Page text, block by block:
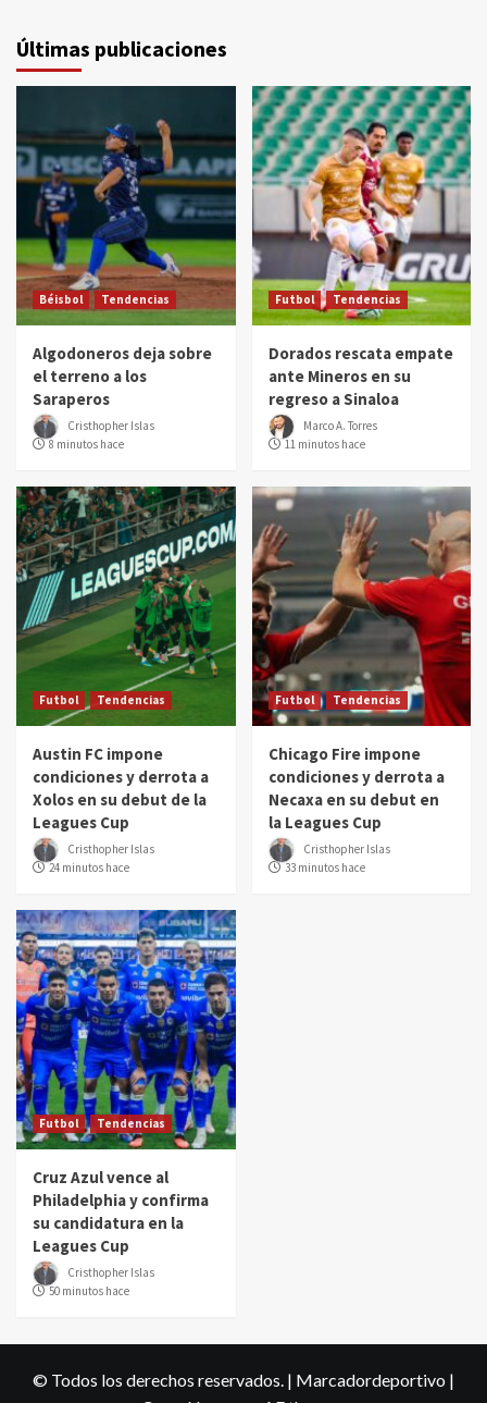
Últimas publicaciones
Béisbol Tendencias
Algodoneros deja sobre
el terreno a los
Saraperos
Cristhopher Islas
8 minutos hace
Futbol Tendencias
Dorados rescata empate
ante Mineros en su
regreso a Sinaloa
Marco A. Torres
11 minutos hace
Futbol Tendencias
Austin FC impone
condiciones y derrota a
Xolos en su debut de la
Leagues Cup
Cristhopher Islas
24 minutos hace
Futbol Tendencias
Chicago Fire impone
condiciones y derrota a
Necaxa en su debut en
la Leagues Cup
Cristhopher Islas
33 minutos hace
Futbol Tendencias
Cruz Azul vence al
Philadelphia y confirma
su candidatura en la
Leagues Cup
Cristhopher Islas
50 minutos hace
© Todos los derechos reservados. | Marcadordeportivo |